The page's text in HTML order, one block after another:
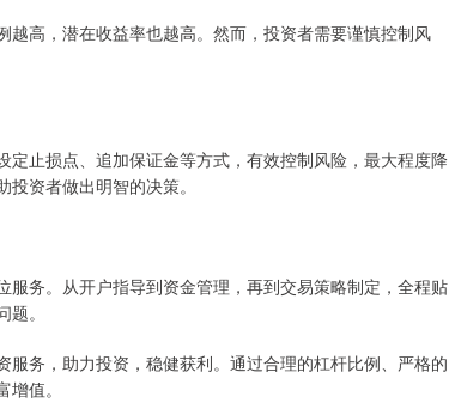
高，潜在收益率也越高。然而，投资者需要谨慎控制风
止损点、追加保证金等方式，有效控制风险，最大程度降
资者做出明智的决策。
务。从开户指导到资金管理，再到交易策略制定，全程贴
。
务，助力投资，稳健获利。通过合理的杠杆比例、严格的
值。